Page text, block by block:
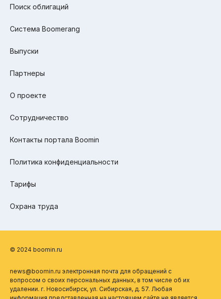
Поиск облигаций
Система Boomerang
Выпуски
Партнеры
О проекте
Сотрудничество
Контакты портала Boomin
Политика конфиденциальности
Тарифы
Охрана труда
© 2024 boomin.ru
news@boomin.ru электронная почта для обращений с
вопросом о своих персональных данных, в том числе об их
удалении. г. Новосибирск, ул. Сибирская, д. 57. Любая